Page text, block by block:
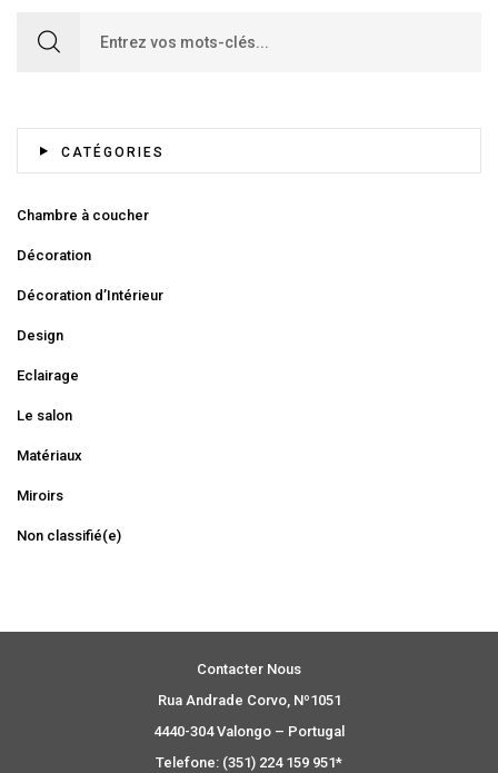
Search for:
CATÉGORIES
Chambre à coucher
Décoration
Décoration d’Intérieur
Design
Eclairage
Le salon
Matériaux
Miroirs
Non classifié(e)
Contacter Nous
Rua Andrade Corvo, Nº1051
4440-304 Valongo – Portugal
Telefone: (351) 224 159 951*